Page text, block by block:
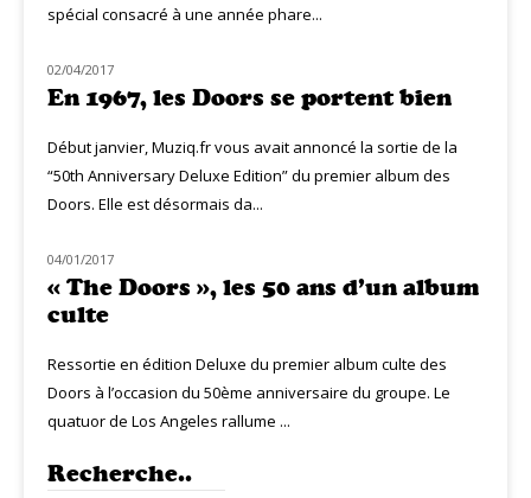
spécial consacré à une année phare...
CLASSIQ ROCK
02/04/2017
En 1967, les Doors se portent bien
Début janvier, Muziq.fr vous avait annoncé la sortie de la
“50th Anniversary Deluxe Edition” du premier album des
Doors. Elle est désormais da...
CLASSIQ ROCK
04/01/2017
« The Doors », les 50 ans d’un album
culte
Ressortie en édition Deluxe du premier album culte des
Doors à l’occasion du 50ème anniversaire du groupe. Le
quatuor de Los Angeles rallume ...
Recherche..